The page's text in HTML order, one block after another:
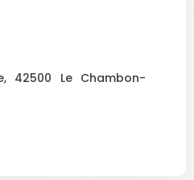
42500 Le Chambon-